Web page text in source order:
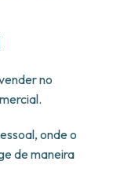
no
onde o
de maneira